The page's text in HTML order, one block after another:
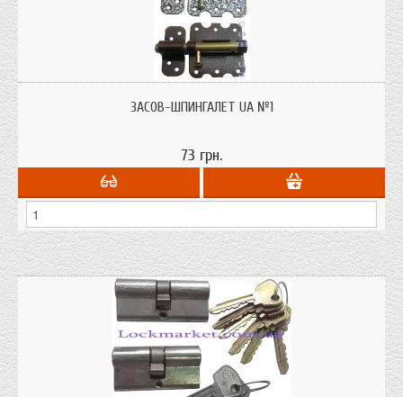
Украинского производства.ЗАСОВ-ШПИНГАЛЕТ UA №1
73 грн.